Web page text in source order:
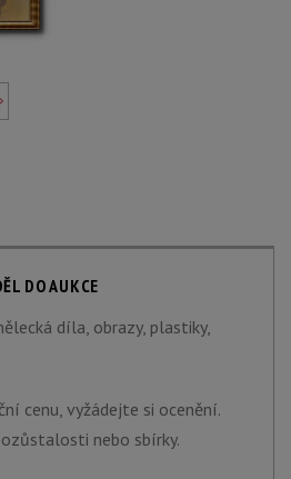
DO AUKCE
díla, obrazy, plastiky,
cenu, vyžádejte si ocenění.
nebo sbírky.